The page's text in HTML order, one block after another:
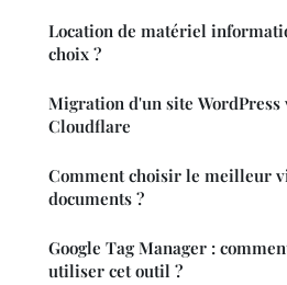
Location de matériel
choix ?
Migration d'un site WordPress
Cloudflare
Comment choisir le meilleur
documents ?
Google Tag Manager :
utiliser cet outil ?